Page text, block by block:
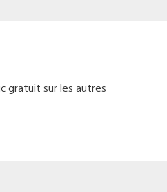
gratuit sur les autres